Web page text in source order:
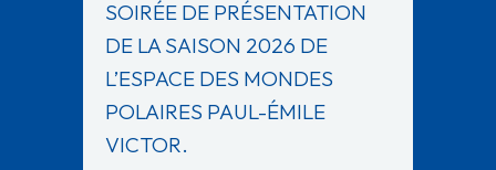
SOIRÉE DE PRÉSENTATION
DE LA SAISON 2026 DE
L’ESPACE DES MONDES
POLAIRES PAUL-ÉMILE
VICTOR.